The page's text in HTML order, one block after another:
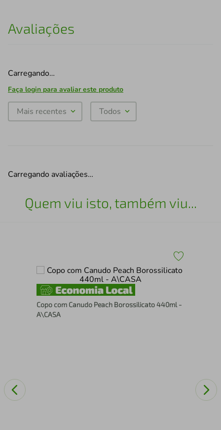
Avaliações
Carregando…
Faça login para avaliar este produto
Mais recentes Todos
Carregando avaliações…
Quem viu isto, também viu...
Copo com Canudo Peach Borossilicato 440ml -
A\CASA